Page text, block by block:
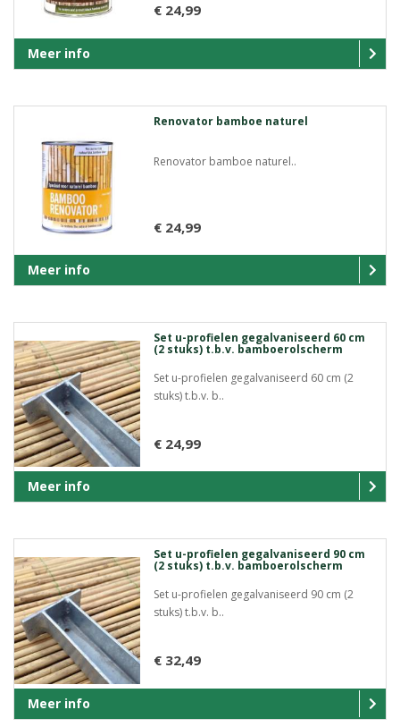
€ 24,99
Meer info
Renovator bamboe naturel
Renovator bamboe naturel..
€ 24,99
Meer info
Set u-profielen gegalvaniseerd 60 cm
(2 stuks) t.b.v. bamboerolscherm
Set u-profielen gegalvaniseerd 60 cm (2
stuks) t.b.v. b..
€ 24,99
Meer info
Set u-profielen gegalvaniseerd 90 cm
(2 stuks) t.b.v. bamboerolscherm
Set u-profielen gegalvaniseerd 90 cm (2
stuks) t.b.v. b..
€ 32,49
Meer info